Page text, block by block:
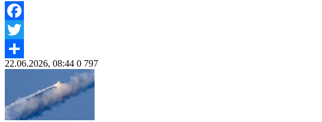
Facebook
Twitter
Share
22.06.2026, 08:44 0 797